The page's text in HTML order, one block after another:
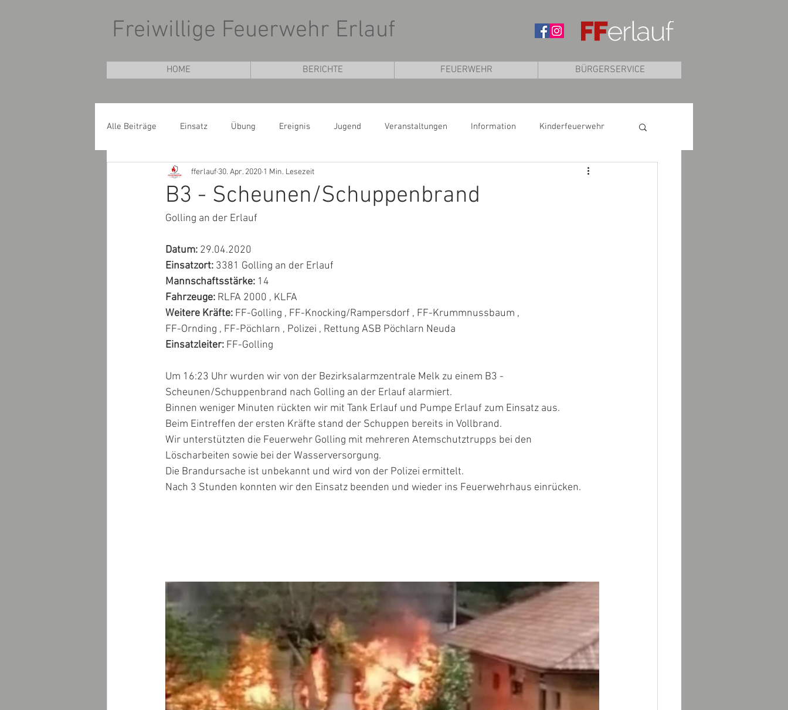
Freiwillige Feuerwehr Erlauf
HOME BERICHTE FEUERWEHR BÜRGERSERVICE
Alle Beiträge Einsatz Übung Ereignis Jugend Veranstaltungen Information Kinderfeuerwehr
B3 - Scheunen/Schuppenbrand
fferlauf 30. Apr. 2020 1 Min. Lesezeit
Golling an der Erlauf
Datum: 29.04.2020
Einsatzort: 3381 Golling an der Erlauf
Mannschaftsstärke: 14
Fahrzeuge: RLFA 2000 , KLFA
Weitere Kräfte: FF-Golling , FF-Knocking/Rampersdorf , FF-Krummnussbaum ,
FF-Ornding , FF-Pöchlarn , Polizei , Rettung ASB Pöchlarn Neuda
Einsatzleiter: FF-Golling
Um 16:23 Uhr wurden wir von der Bezirksalarmzentrale Melk zu einem B3 -
Scheunen/Schuppenbrand nach Golling an der Erlauf alarmiert.
Binnen weniger Minuten rückten wir mit Tank Erlauf und Pumpe Erlauf zum Einsatz aus.
Beim Eintreffen der ersten Kräfte stand der Schuppen bereits in Vollbrand.
Wir unterstützten die Feuerwehr Golling mit mehreren Atemschutztrupps bei den
Löscharbeiten sowie bei der Wasserversorgung.
Die Brandursache ist unbekannt und wird von der Polizei ermittelt.
Nach 3 Stunden konnten wir den Einsatz beenden und wieder ins Feuerwehrhaus einrücken.